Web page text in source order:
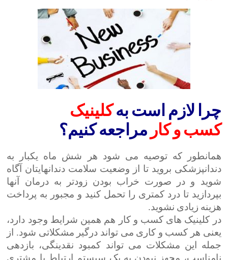
چرا لازم است بهکلینیک
کسب و کار مراجعه کنیم؟
همانطور که توصیه می شود هر شش ماه یکبار به
دندانپزشکی بروید تا از وضعیت سلامت دندانهایتان آگاه
شوید و در صورت خراب بودن زودتر به درمان آنها
بپردازید تا درد کمتری را تحمل کنید و مجبور به پرداخت
هزینه زیادی نشوید.
در کلینیک های کسب و کار هم همین شرایط وجود دارد،
یعنی هر کسب و کاری می تواند درگیر مشکلاتی شود. از
جمله این مشکلات می تواند کمبود نقدینگی، بازدهی
نامناسب، مجهز نبودن به یک سیستم ارتباط با مشتری